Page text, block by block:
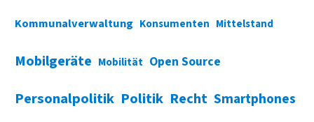
Kommunalverwaltung Konsumenten Mittelstand
Mobilgeräte Mobilität Open Source
Personalpolitik Politik Recht Smartphones